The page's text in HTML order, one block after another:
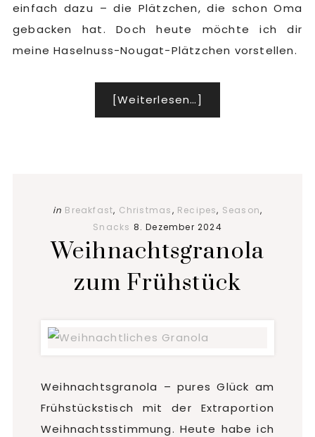
einfach dazu – die Plätzchen, die schon Oma
gebacken hat. Doch heute möchte ich dir
meine Haselnuss-Nougat-Plätzchen vorstellen.
[Weiterlesen…]
zum
Plätzchen
in Breakfast, Christmas, Recipes, Season,
Snacks 8. Dezember 2024
Weihnachtsgranola
zum Frühstück
Weihnachtsgranola – pures Glück am
Frühstückstisch mit der Extraportion
Weihnachtsstimmung. Heute habe ich